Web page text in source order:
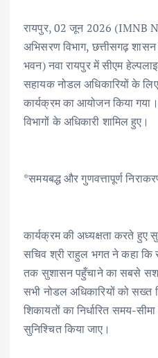
o
k
p
p
रायपुर, 02 जून 2026 (IMNB
अभिसरण विभाग, छत्तीसगढ़ शासन
भवन) नवा रायपुर में सीएम
सहायक नोडल अधिकारियों के
कार्यक्रम का आयोजन किया
विभागों के अधिकारी शामिल हुए।
*समयबद्ध और गुणवत्तापूर्ण
कार्यक्रम की अध्यक्षता करते हुए
सचिव श्री राहुल भगत ने कहा कि
तक सुशासन पहुँचाने का सबसे
सभी नोडल अधिकारियों को सख्त
शिकायतों का निर्धारित समय-
सुनिश्चित किया जाए।